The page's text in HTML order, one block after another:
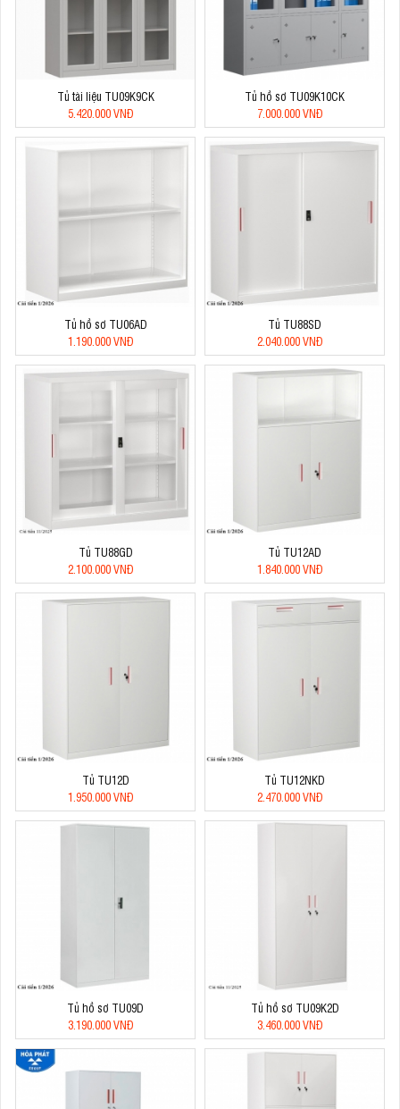
Tủ tài liệu TU09K9CK
5.420.000 VNĐ
Tủ hồ sơ TU09K10CK
7.000.000 VNĐ
Tủ hồ sơ TU06AD
1.190.000 VNĐ
Tủ TU88SD
2.040.000 VNĐ
Tủ TU88GD
2.100.000 VNĐ
Tủ TU12AD
1.840.000 VNĐ
Tủ TU12D
1.950.000 VNĐ
Tủ TU12NKD
2.470.000 VNĐ
Tủ hồ sơ TU09D
3.190.000 VNĐ
Tủ hồ sơ TU09K2D
3.460.000 VNĐ